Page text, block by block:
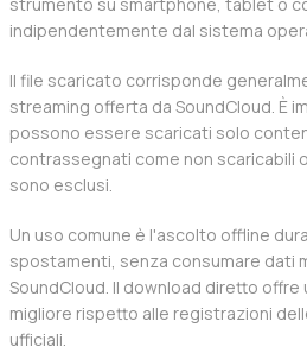
indipendentemente dal sistema
Il file scaricato corrisponde
streaming offerta da SoundCloud. È
possono essere scaricati solo
contrassegnati come non scaricabili
sono esclusi.
Un uso comune è l'ascolto offline
spostamenti, senza consumare dati
SoundCloud. Il download diretto offre
migliore rispetto alle registrazioni
ufficiali.